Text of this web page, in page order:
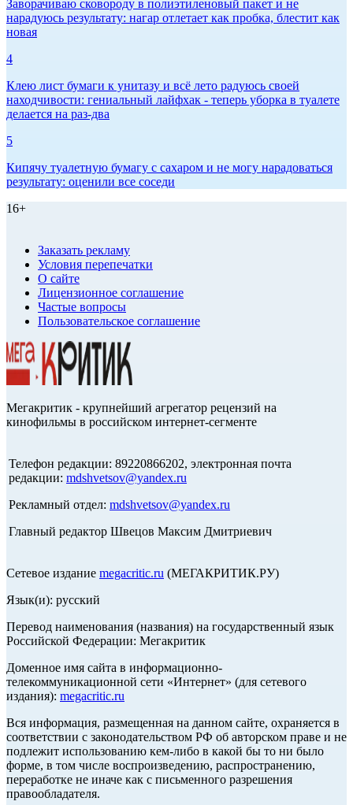
Заворачиваю сковороду в полиэтиленовый пакет и не
нарадуюсь результату: нагар отлетает как пробка, блестит как
новая
4
Клею лист бумаги к унитазу и всё лето радуюсь своей
находчивости: гениальный лайфхак - теперь уборка в туалете
делается на раз-два
5
Кипячу туалетную бумагу с сахаром и не могу нарадоваться
результату: оценили все соседи
16+
Заказать рекламу
Условия перепечатки
О сайте
Лицензионное соглашение
Частые вопросы
Пользовательское соглашение
Мегакритик - крупнейший агрегатор рецензий на
кинофильмы в российском интернет-сегменте
Телефон редакции: 89220866202, электронная почта
редакции: mdshvetsov@yandex.ru
Рекламный отдел: mdshvetsov@yandex.ru
Главный редактор Швецов Максим Дмитриевич
Сетевое издание megacritic.ru (МЕГАКРИТИК.РУ)
Язык(и): русский
Перевод наименования (названия) на государственный язык
Российской Федерации: Мегакритик
Доменное имя сайта в информационно-
телекоммуникационной сети «Интернет» (для сетевого
издания): megacritic.ru
Вся информация, размещенная на данном сайте, охраняется в
соответствии с законодательством РФ об авторском праве и не
подлежит использованию кем-либо в какой бы то ни было
форме, в том числе воспроизведению, распространению,
переработке не иначе как с письменного разрешения
правообладателя.